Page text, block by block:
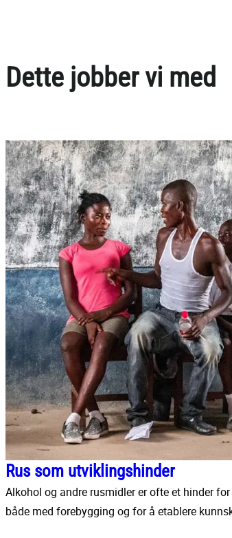
Dette jobber vi med
Rus som utviklingshinder
Alkohol og andre rusmidler er ofte et hinder
både med forebygging og for å etablere